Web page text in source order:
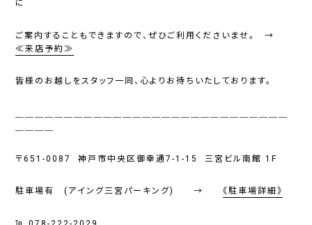
に
ご案内することもできますので、ぜひご利用くださいませ。 →
≪来店予約≫
皆様のお越しをスタッフ一同、心よりお待ちいたしております。
〒651-0087 神戸市中央区御幸通7-1-15 三宮ビル南館 1F
駐車場有 (アイング三宮パーキング) →《駐車場詳細》